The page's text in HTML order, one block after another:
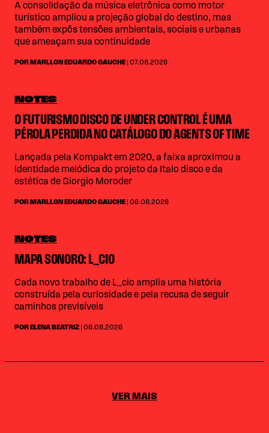
A consolidação da música eletrônica como motor
turístico ampliou a projeção global do destino, mas
também expôs tensões ambientais, sociais e urbanas
que ameaçam sua continuidade
POR MARLLON EDUARDO GAUCHE | 07.08.2026
NOTES
O FUTURISMO DISCO DE UNDER CONTROL É UMA
PÉROLA PERDIDA NO CATÁLOGO DO AGENTS OF TIME
Lançada pela Kompakt em 2020, a faixa aproximou a
identidade melódica do projeto da Italo disco e da
estética de Giorgio Moroder
POR MARLLON EDUARDO GAUCHE | 06.08.2026
NOTES
MAPA SONORO: L_CIO
Cada novo trabalho de L_cio amplia uma história
construída pela curiosidade e pela recusa de seguir
caminhos previsíveis
POR ELENA BEATRIZ | 06.08.2026
VER MAIS